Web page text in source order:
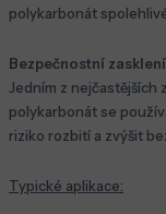
polykarbonát
Bezpečnostní zasklení
Jedním z
polykarbonát se
riziko rozbití a zvýšit
Typické aplikace: